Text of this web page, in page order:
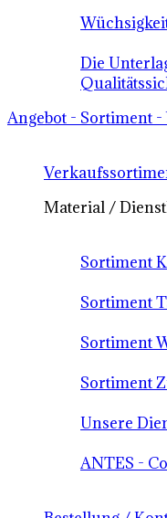
Die
Angebot - Sortiment
Material /
Sortiment
Sortiment
Sortiment
Sortiment
Unsere
ANTES -